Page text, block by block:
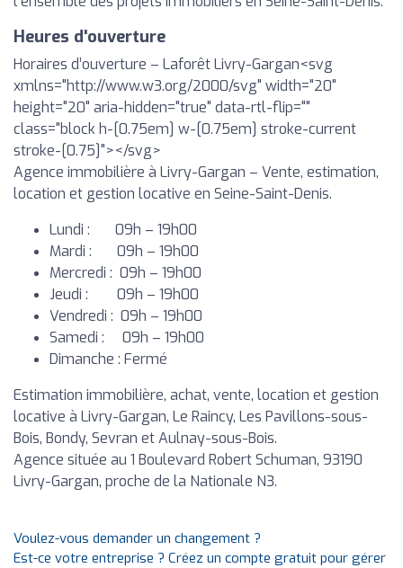
Heures d'ouverture
Horaires d’ouverture – Laforêt Livry-Gargan<svg
xmlns="http://www.w3.org/2000/svg" width="20"
height="20" aria-hidden="true" data-rtl-flip=""
class="block h-[0.75em] w-[0.75em] stroke-current
stroke-[0.75]"></svg>
Agence immobilière à Livry-Gargan – Vente, estimation,
location et gestion locative en Seine-Saint-Denis.
Lundi : 09h – 19h00
Mardi : 09h – 19h00
Mercredi : 09h – 19h00
Jeudi : 09h – 19h00
Vendredi : 09h – 19h00
Samedi : 09h – 19h00
Dimanche : Fermé
Estimation immobilière, achat, vente, location et gestion
locative à Livry-Gargan, Le Raincy, Les Pavillons-sous-
Bois, Bondy, Sevran et Aulnay-sous-Bois.
Agence située au 1 Boulevard Robert Schuman, 93190
Livry-Gargan, proche de la Nationale N3.
Voulez-vous demander un changement ?
Est-ce votre entreprise ? Créez un compte gratuit pour gérer